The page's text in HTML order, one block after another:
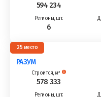
594 234
6
25
РАЗУМ
578 333